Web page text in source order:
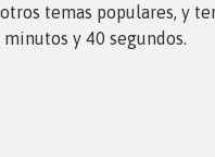
temas populares, y
y 40 segundos.